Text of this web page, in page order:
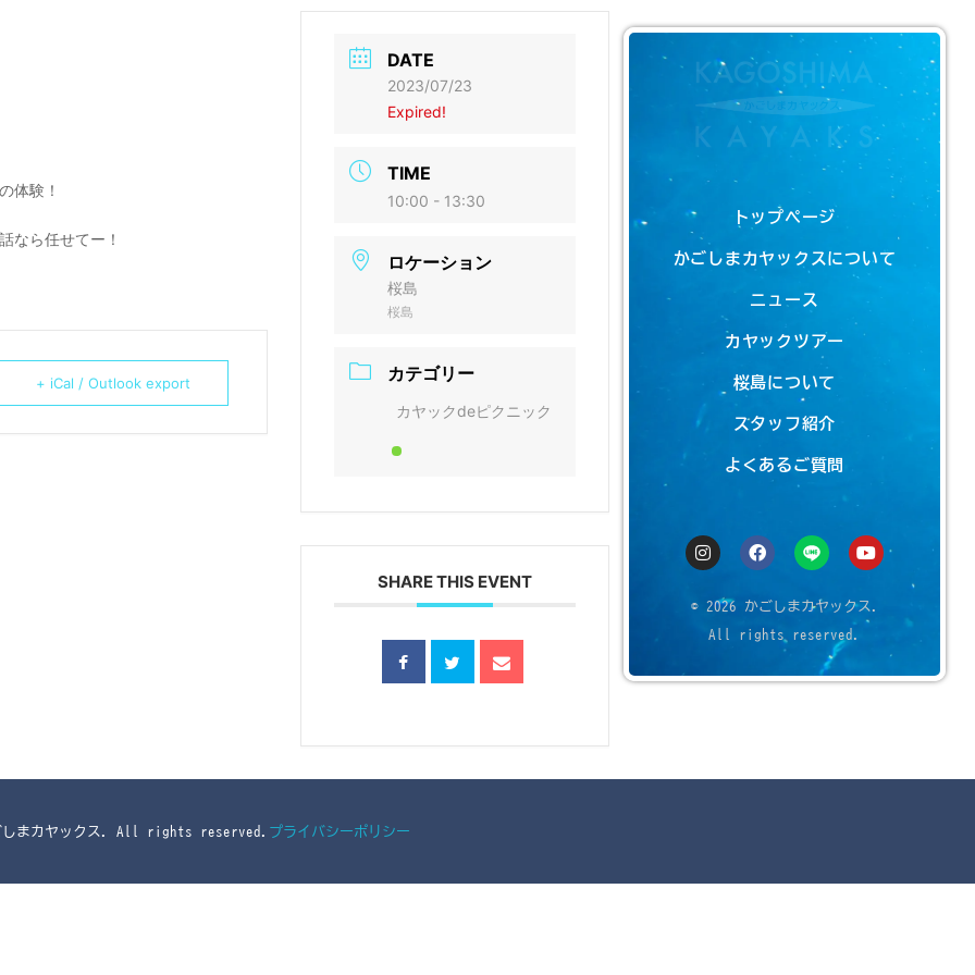
トップページ
かごしまカヤックスについて
ニュース
カヤックツアー
桜島について
スタッフ紹介
よくあるご質問
© 2026 かごしまカヤックス.
All rights reserved.
体験！
なら任せてー！
+ iCal / Outlook export
DATE
2023/07/23
Expired!
TIME
10:00 - 13:30
ロケーション
桜島
桜島
カテゴリー
カヤックdeピクニック
SHARE THIS EVENT
しまカヤックス. All rights reserved. プライバシーポリシー